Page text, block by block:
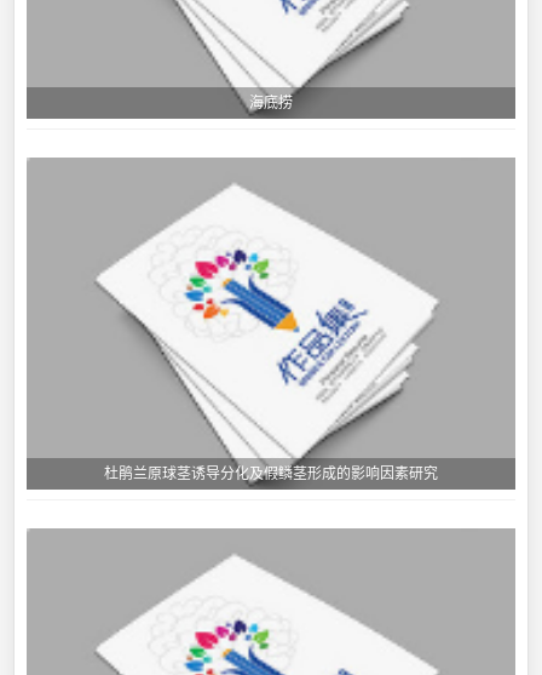
海底捞
杜鹃兰原球茎诱导分化及假鳞茎形成的影响因素研究